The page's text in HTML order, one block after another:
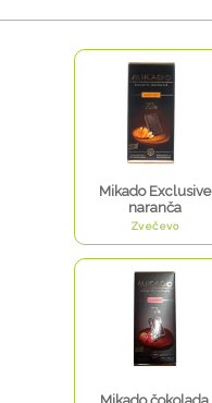
Mikado Exclusive
naranča
Zvečevo